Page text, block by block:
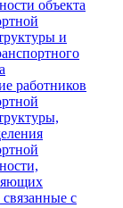
объекта
и
работников
с